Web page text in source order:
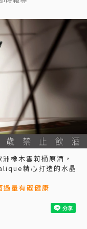
橡木雪莉桶原酒，
精心打造的水晶
量有礙健康